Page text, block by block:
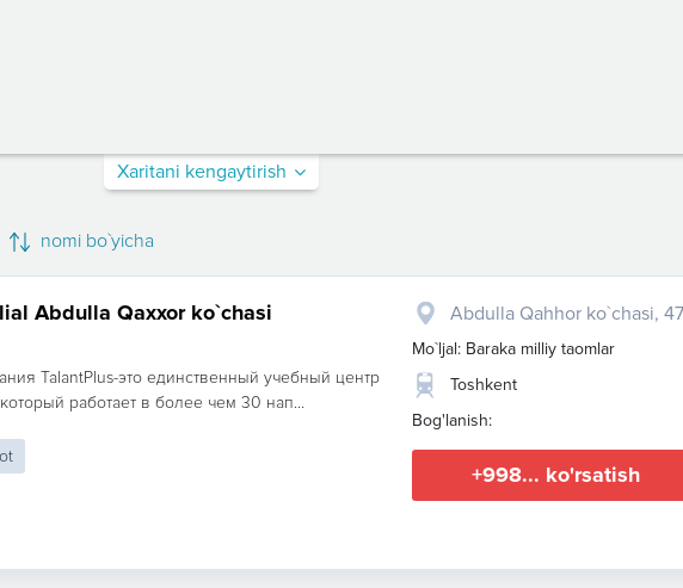
Xaritani kengaytirish
nomi bo`yicha
Abdulla Qaxxor ko`chasi
TalantPlus-это единственный учебный центр
работает в более чем 30 нап...
Abdulla Qahhor ko`chasi, 47
Mo`ljal: Baraka milliy taomlar
Toshkent
Bog'lanish:
+998... ko'rsatish